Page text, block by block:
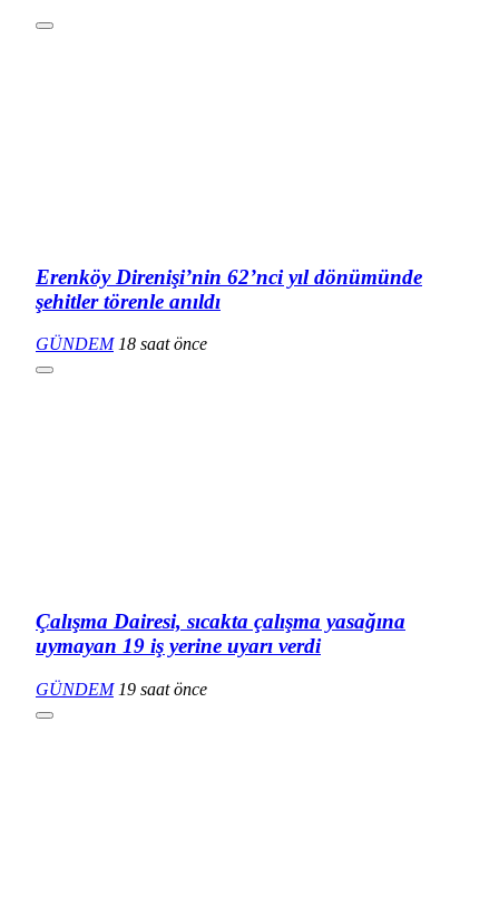
Erenköy Direnişi’nin 62’nci yıl dönümünde
şehitler törenle anıldı
GÜNDEM 18 saat önce
Çalışma Dairesi, sıcakta çalışma yasağına
uymayan 19 iş yerine uyarı verdi
GÜNDEM 19 saat önce